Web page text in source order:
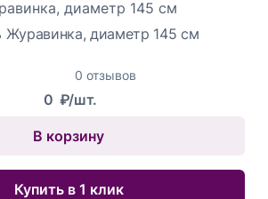
Журавинка, диаметр 145 см
0 отзывов
0 ₽/шт.
В корзину
Купить в 1 клик